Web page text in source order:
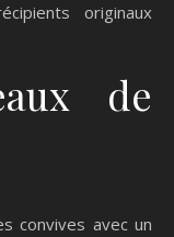
originaux
de
convives avec un